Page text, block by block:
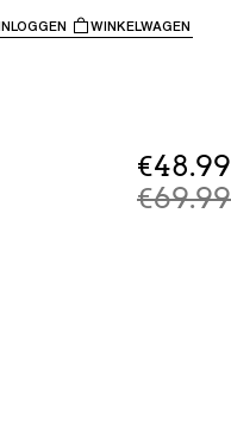
WINKELWAGEN
€48.99
€69.99